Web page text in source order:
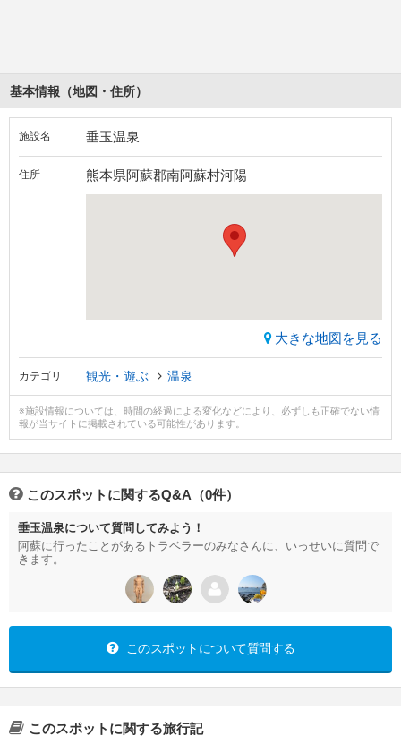
基本情報（地図・住所）
施設名 垂玉温泉
住所 熊本県阿蘇郡南阿蘇村河陽
大きな地図を見る
カテゴリ 観光・遊ぶ 温泉
※施設情報については、時間の経過による変化などにより、必ずしも正確でない情
報が当サイトに掲載されている可能性があります。
このスポットに関するQ&A（0件）
垂玉温泉について質問してみよう！
阿蘇に行ったことがあるトラベラーのみなさんに、いっせいに質問で
きます。
このスポットについて質問する
このスポットに関する旅行記